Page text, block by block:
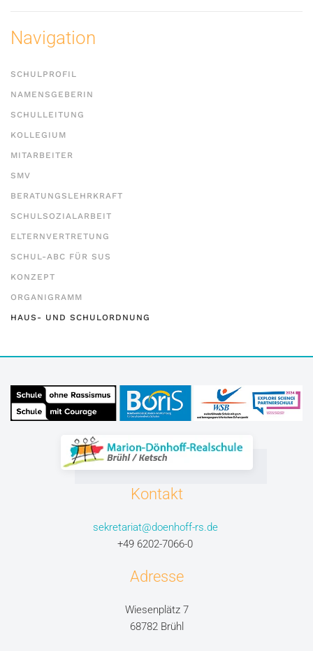
Navigation
SCHULPROFIL
NAMENSGEBERIN
SCHULLEITUNG
KOLLEGIUM
MITARBEITER
SMV
BERATUNGSLEHRKRAFT
SCHULSOZIALARBEIT
ELTERNVERTRETUNG
SCHUL-ABC FÜR SUS
KONZEPT
ORGANIGRAMM
HAUS- UND SCHULORDNUNG
Adresse
Wiesenplätz 7
68782 Brühl
Kontakt
sekretariat@doenhoff-rs.de
+49 6202-7066-0